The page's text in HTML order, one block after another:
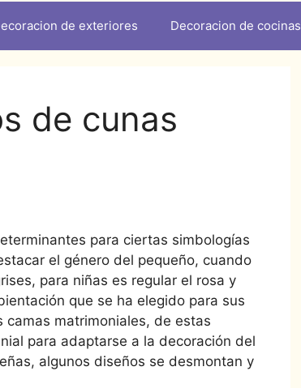
de exteriores Decoracion de cocinas
de cunas
para ciertas simbologías
el género del pequeño, cuando
para niñas es regular el rosa y
que se ha elegido para sus
matrimoniales, de estas
para adaptarse a la decoración del
algunos diseños se desmontan y